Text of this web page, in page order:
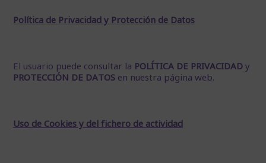
Política de Privacidad y Protección de Datos
El usuario puede consultar la POLÍTICA DE PRIVACIDAD y
PROTECCIÓN DE DATOS en nuestra página web.
Uso de Cookies y del fichero de actividad